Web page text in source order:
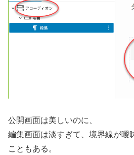
公開画面は美しいのに、
編集画面は淡すぎて、境界線が曖
こともある。